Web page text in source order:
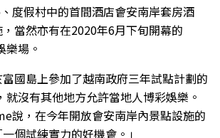
度假村中的首間酒店會安南岸套房酒
當然亦有在2020年6月下旬開幕的
場。
國島上參加了越南政府三年試點計劃的
沒有其他地方允許當地人博彩娛樂。
說，在今年開放會安南岸內景點設施的
個試練實力的好機會。」